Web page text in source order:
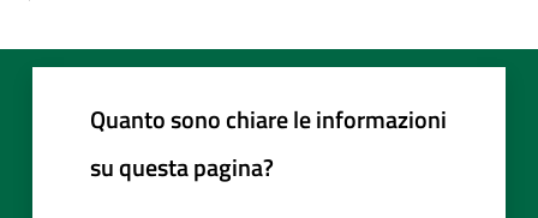
Quanto sono chiare le informazioni
su questa pagina?